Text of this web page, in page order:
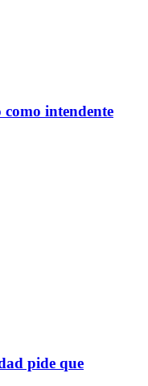
intendente
pide que